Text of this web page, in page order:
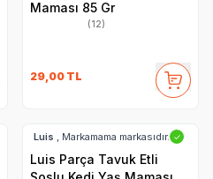
Maması 85 Gr
(12)
29,00 TL
Luis , Markamama markasıdır. ✓
Luis Parça Tavuk Etli